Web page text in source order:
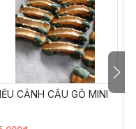
CẢNH CẦU GỖ MINI